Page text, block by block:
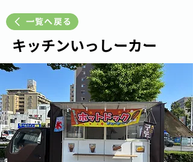
一覧へ戻る
キッチンいっしーカー